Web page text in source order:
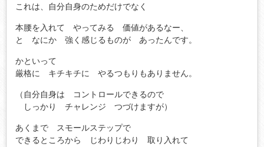
これは、自分自身のためだけでなく
本腰を入れて やってみる 価値があるなー、
と なにか 強く感じるものが あったんです。
かといって
厳格に キチキチに やるつもりもありません。
（自分自身は コントロールできるので
しっかり チャレンジ つづけますが）
あくまで スモールステップで
できるところから じわりじわり 取り入れて